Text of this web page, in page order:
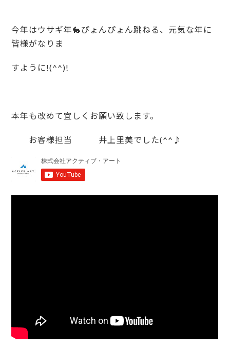
今年はウサギ年🐇ぴょんぴょん跳ねる、元気な年に
皆様がなりま
すように!(^^)!
本年も改めて宜しくお願い致します。
お客様担当 井上里美でした(^^♪